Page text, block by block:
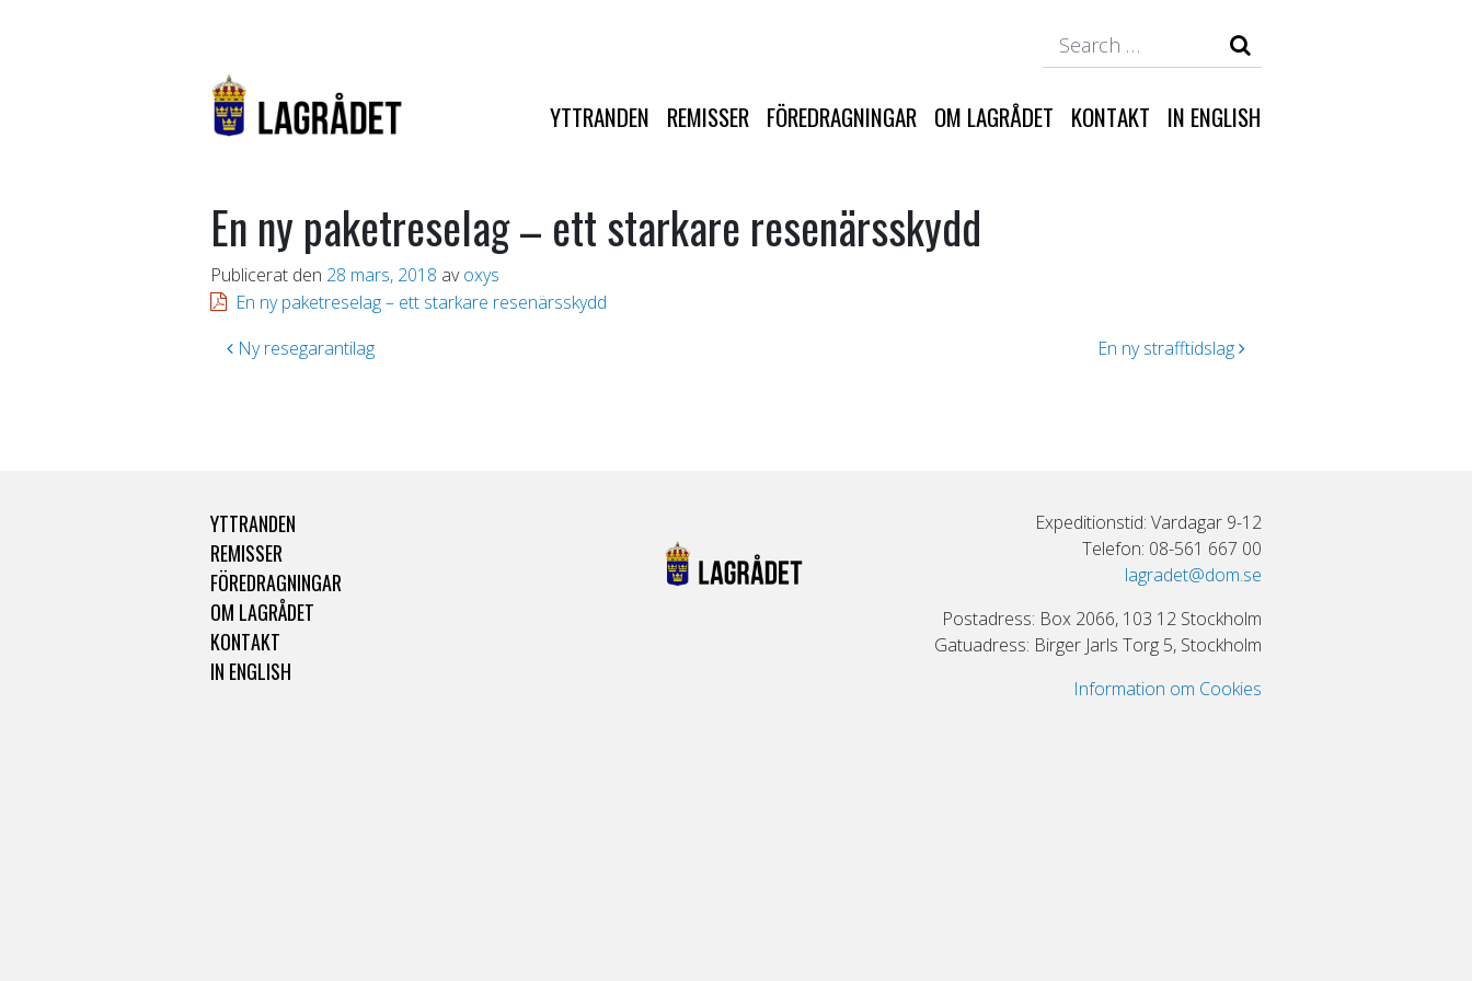
YTTRANDEN REMISSER FÖREDRAGNINGAR OM LAGRÅDET KONTAKT IN ENGLISH
En ny paketreselag – ett starkare resenärsskydd
Publicerat den 28 mars, 2018 av oxys
En ny paketreselag – ett starkare resenärsskydd
Inläggsnavigering
Ny resegarantilag En ny strafftidslag
YTTRANDEN
REMISSER
FÖREDRAGNINGAR
OM LAGRÅDET
KONTAKT
IN ENGLISH
Expeditionstid: Vardagar 9-12
Telefon: 08-561 667 00
lagradet@dom.se
Postadress: Box 2066, 103 12 Stockholm
Gatuadress: Birger Jarls Torg 5, Stockholm
Information om Cookies